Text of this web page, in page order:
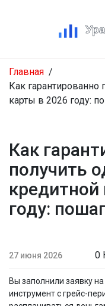
Главная
Как гарантированно
карты в 2026 году:
Как
получить
году:
27 июня 2026 0
Вы заполнили заявку на
инструмент с грейс-